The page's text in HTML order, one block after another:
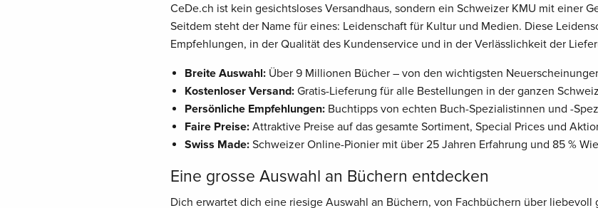
CeDe.ch ist kein gesichtsloses Versandhaus, sondern ein Schweizer KMU mit einer
Seitdem steht der Name für eines: Leidenschaft für Kultur und Medien. Diese
Empfehlungen, in der Qualität des Kundenservice und in der Verlässlichkeit der
Breite Auswahl:Über 9 Millionen Bücher – von den wichtigsten
Kostenloser Versand:Gratis-Lieferung für alle Bestellungen in der ganzen Schweiz
Persönliche Empfehlungen:Buchtipps von echten Buch-Spezialistinnen und -
Faire Preise:Attraktive Preise auf das gesamte Sortiment, Special Prices und
Swiss Made:Schweizer Online-Pionier mit über 25 Jahren Erfahrung und 85 %
Eine grosse Auswahl an Büchern entdecken
Dich erwartet dich eine riesige Auswahl an Büchern, von Fachbüchern über